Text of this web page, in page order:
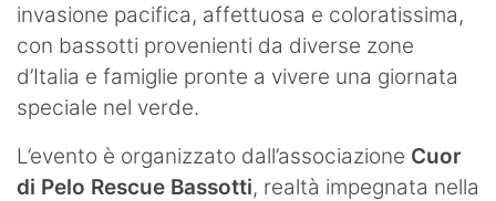
invasione pacifica, affettuosa e coloratissima,
con bassotti provenienti da diverse zone
d’Italia e famiglie pronte a vivere una giornata
speciale nel verde.
L’evento è organizzato dall’associazione Cuor
di Pelo Rescue Bassotti, realtà impegnata nella